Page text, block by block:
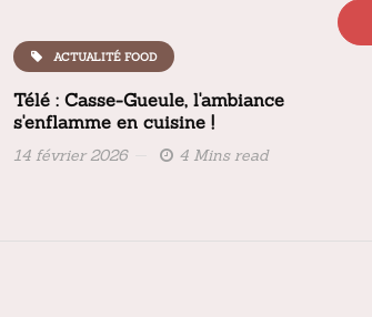
ACTUALITÉ FOOD
Télé : Casse-Gueule, l'ambiance
s'enflamme en cuisine !
14 février 2026 4 Mins read